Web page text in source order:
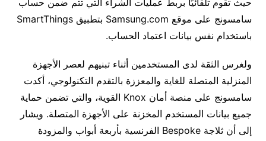
حيث تقوم تلقائيًا بربط عمليات الشراء التي تتم ضمن حساب
سامسونج على موقع Samsung.com بتطبيق SmartThings
باستخدام نفس بيانات اعتماد الحساب.
ولغرس الثقة لدى المستخدمين أثناء تبنيهم لعصر الأجهزة
المنزلية المتصلة للغاية والمعززة بالتقدم التكنولوجي، أكدت
سامسونج على منصة أمان Knox القوية، والتي تضمن حماية
جميع بيانات المستخدم المخزنة على الأجهزة المتصلة. ويشار
إلى أن ثلاجة Bespoke الفرنسية بأربعة أبواب والمزودة